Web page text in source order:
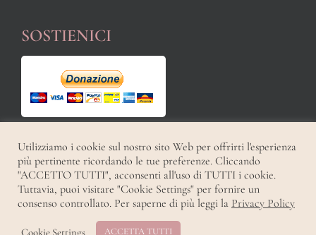
SOSTIENICI
Copyright 2021 | All Rights Reserved | Powered by Privacy Policy
Utilizziamo i cookie sul nostro sito Web per offrirti l'esperienza
più pertinente ricordando le tue preferenze. Cliccando
"ACCETTO TUTTI", acconsenti all'uso di TUTTI i cookie.
Tuttavia, puoi visitare "Cookie Settings" per fornire un
consenso controllato. Per saperne di più leggi la Privacy Policy
Cookie Settings ACCETTA TUTTI